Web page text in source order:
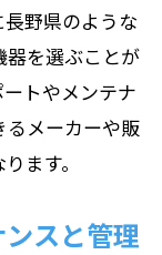
野県のような
器を選ぶことが
トやメンテナ
るメーカーや販
ます。
スと管理